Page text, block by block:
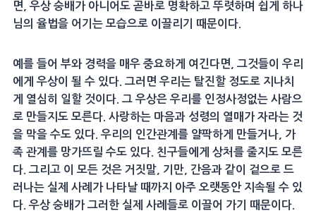
면, 우상 숭배가 아니어도 곧바로 명확하고 뚜렷하며 쉽게 하나
님의 율법을 어기는 모습으로 이끌리기 때문이다.
예를 들어 부와 경력을 매우 중요하게 여긴다면, 그것들이 우리
에게 우상이 될 수 있다. 그러면 우리는 탈진할 정도로 지나치
게 열심히 일할 것이다. 그 우상은 우리를 인정사정없는 사람으
로 만들지도 모른다. 사랑하는 마음과 성령의 열매가 자라는 것
을 막을 수도 있다. 우리의 인간관계를 얄팍하게 만들거나, 가
족 관계를 망가뜨릴 수도 있다. 친구들에게 상처를 줄지도 모른
다. 그리고 이 모든 것은 거짓말, 기만, 간음과 같이 겉으로 드
러나는 실제 사례가 나타날 때까지 아주 오랫동안 지속될 수 있
다. 우상 숭배가 그러한 실제 사례들로 이끌어 가기 때문이다.